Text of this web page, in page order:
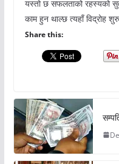
यस्तो छ सफलताको रहस्यको
काम हुन थाल्छ त्यहाँ विद्रोह
Share this: